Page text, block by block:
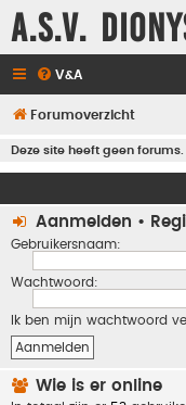
A.S.V.
V&A
Forumoverzicht
Deze site heeft geen forums.
Aanmelden •
Gebruikersnaam:
Wachtwoord:
Ik ben mijn wachtwoord
Wie is er online